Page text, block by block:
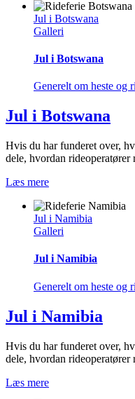
Jul i Botswana
Galleri
Jul i Botswana
Generelt om heste og
Jul i Botswana
Hvis du har funderet over,
dele, hvordan
Læs mere
Jul i Namibia
Galleri
Jul i Namibia
Generelt om heste og
Jul i Namibia
Hvis du har funderet over,
dele, hvordan
Læs mere